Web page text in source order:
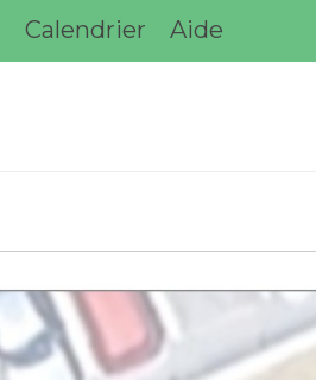
Calendrier Aide